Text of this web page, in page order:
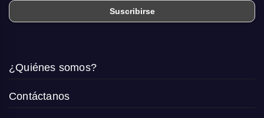
¿Quiénes somos?
Contáctanos